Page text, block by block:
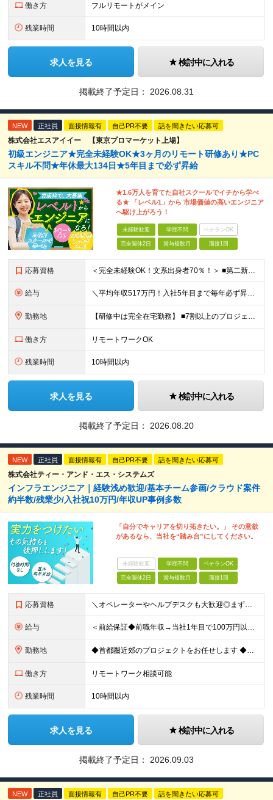
働き方 フルリモートがメイン
残業時間 10時間以内
求人を見る 検討中に入れる
掲載終了予定日： 2026.08.31
NEW 正社員 面接情報有 自己PR不要 話を聞きたい応募可
株式会社エスアイイー 【東京プロマーケット上場】
初級エンジニア★完全未経験OK★3ヶ月のリモート研修あり★PC
スキル不問★年休最大134日★5年目まで必ず昇給
★1.6万人を育てた自社スクールでイチから学べ
る★ 「レベル1」から 市場価値の高いエンジニア
へ駆け上がろう！
未経験歓迎 学歴不問 ベテランOK
完全週休2日 賞与複数月 面接1回
応募資格 ＜完全未経験OK！文系出身者70％！＞ ■第二新卒歓迎 ■学歴・経歴不問・社会人未経験もOK ■20代を中心に活躍中◎ ★☆先輩たちの前職☆★ 元アパレルスタッフや塾講師、介護士、事務、営業など社員
給与 ＼平均年収517万円！入社5年目まで毎年必ず昇給／ ■賞与年3回 ■年収800万円以上も可 ■入社3年以上の平均年収469.2万円 月給23万2000円以上＋賞与年3回＋各種手当 ☆入社5年目まで最
勤務地 【研修中は完全在宅勤務】 ■7割以上のプロジェクトでリモートワークを導入 ■一都三県のプロジェクト先 ■転居を伴う転勤なし ＜プロジェクト先＞ 東京・神奈川・千葉・埼玉でのプロジェクト先にて勤務いた
働き方 リモートワークOK
残業時間 10時間以内
求人を見る 検討中に入れる
掲載終了予定日： 2026.08.20
NEW 正社員 面接情報有 自己PR不要 話を聞きたい応募可
株式会社ティー・アンド・エス・システムズ
インフラエンジニア｜経験浅め歓迎/基本チーム参画/クラウド案件
約半数/残業少/入社祝10万円/年収UP事例多数
「自分でキャリアを切り拓きたい。」 その意欲
があるなら、当社を“踏み台”にしてください。
未経験歓迎 学歴不問 ベテランOK
完全週休2日 賞与複数月 面接1回
応募資格 ＼オペレーターやヘルプデスクも大歓迎◎まずはご応募ください／ ◆学歴不問 ◆IT業界での勤務経験がある方（職種・年数不問） ┗例：オペレーター、ヘルプデスク、開発からインフラ領域へのシフト、スク
給与 ＜前給保証◆前職年収→当社1年目で100万円以上アップ実績あり◆基本的に全員毎年昇給＞ 月給45万円（固定残業代：30時間分/85,470円）※PM/PL/PMO経験2年以上 月給36万円（固定残業
勤務地 ◆首都圏近郊のプロジェクトをお任せします ◆転勤なし ◆自社オフィスで働ける案件もございます 【本社】 東京都中央区日本橋小伝馬町1-1 日本橋末広ビル6階 ※変更の範囲：上記を除く当社関連勤務地
働き方 リモートワーク相談可能
残業時間 10時間以内
求人を見る 検討中に入れる
掲載終了予定日： 2026.09.03
NEW 正社員 面接情報有 自己PR不要 話を聞きたい応募可